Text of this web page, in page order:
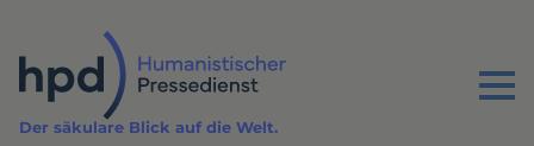
Inhalt
Menu
Der säkulare Blick auf die Welt.